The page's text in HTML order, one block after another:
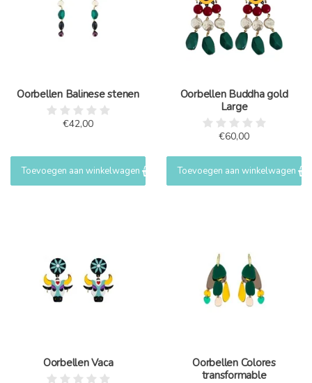
Oorbellen Balinese stenen
€42,00
Toevoegen aan winkelwagen
Oorbellen Buddha gold
Large
€60,00
Toevoegen aan winkelwagen
Oorbellen Vaca
Oorbellen Colores
transformable